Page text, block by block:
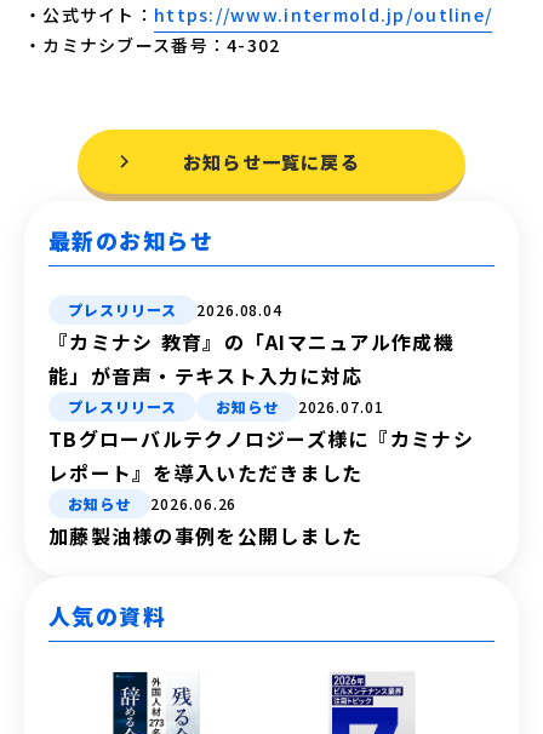
・公式サイト： https://www.intermold.jp/outline/
・カミナシブース番号：4-302
お知らせ一覧に戻る
最新のお知らせ
プレスリリース 2026.08.04
『カミナシ 教育』の「AIマニュアル作成機
能」が音声・テキスト入力に対応
プレスリリース お知らせ 2026.07.01
TBグローバルテクノロジーズ様に『カミナシ
レポート』を導入いただきました
お知らせ 2026.06.26
加藤製油様の事例を公開しました
人気の資料